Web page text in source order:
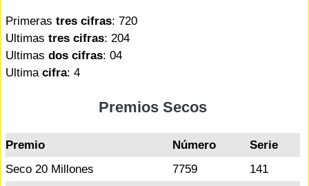
Primeras tres cifras: 720
Ultimas tres cifras: 204
Ultimas dos cifras: 04
Ultima cifra: 4
Premios Secos
Premio Número
Serie
Seco 20 Millones
7759
141